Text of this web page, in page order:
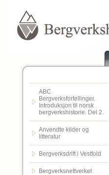
ABC.
Bergverksfortellinger.
Introduksjon til norsk
bergverkshistorie. Del 2.
Anvendte kilder og
litteratur
Bergverksdrift i Vestfold
Bergverksnettverket